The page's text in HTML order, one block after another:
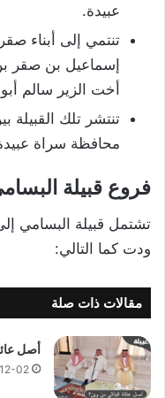
عبيدة.
تنتمي إلى أبناء
إسماعيل بن صقر
أخت الزير سالم
تنتشر تلك
محافظة سراة
فروع قبيلة
تشتمل قبيلة البسامي
ودت كما التالي:
مقالات ذات صلة
أصل
02